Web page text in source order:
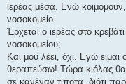
ιερέας μέσα. Ενώ
νοσοκομείο.
Έρχεται ο ιερέας στο
νοσοκομείου;
Και μου λέει, όχι. Εγώ είμαι
θεραπεύσω! Τώρα κιόλας
σε κανέναν τίποτα, διότι